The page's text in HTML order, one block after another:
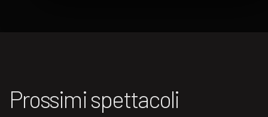
Prossimi spettacoli